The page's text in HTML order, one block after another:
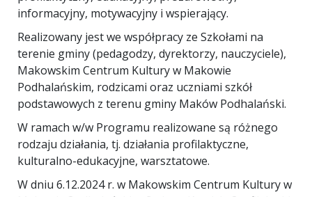
informacyjny, motywacyjny i wspierający.
Realizowany jest we współpracy ze Szkołami na
terenie gminy (pedagodzy, dyrektorzy, nauczyciele),
Makowskim Centrum Kultury w Makowie
Podhalańskim, rodzicami oraz uczniami szkół
podstawowych z terenu gminy Maków Podhalański.
W ramach w/w Programu realizowane są różnego
rodzaju działania, tj. działania profilaktyczne,
kulturalno-edukacyjne, warsztatowe.
W dniu 6.12.2024 r. w Makowskim Centrum Kultury w